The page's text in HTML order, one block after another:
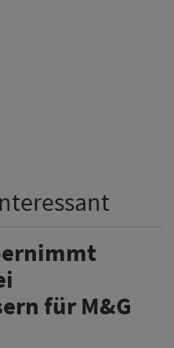
für M&G